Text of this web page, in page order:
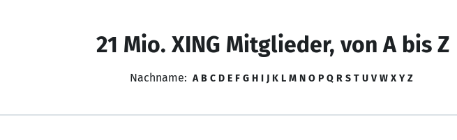
21 Mio. XING Mitglieder, von A bis Z
Nachname: A B C D E F G H I J K L M N O P Q R S T U V W X Y Z